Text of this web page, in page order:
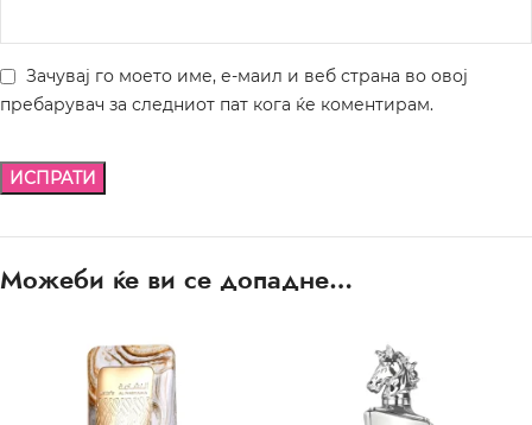
Зачувај го моето име, е-маил и веб страна во овој
пребарувач за следниот пат кога ќе коментирам.
Можеби ќе ви се допадне…